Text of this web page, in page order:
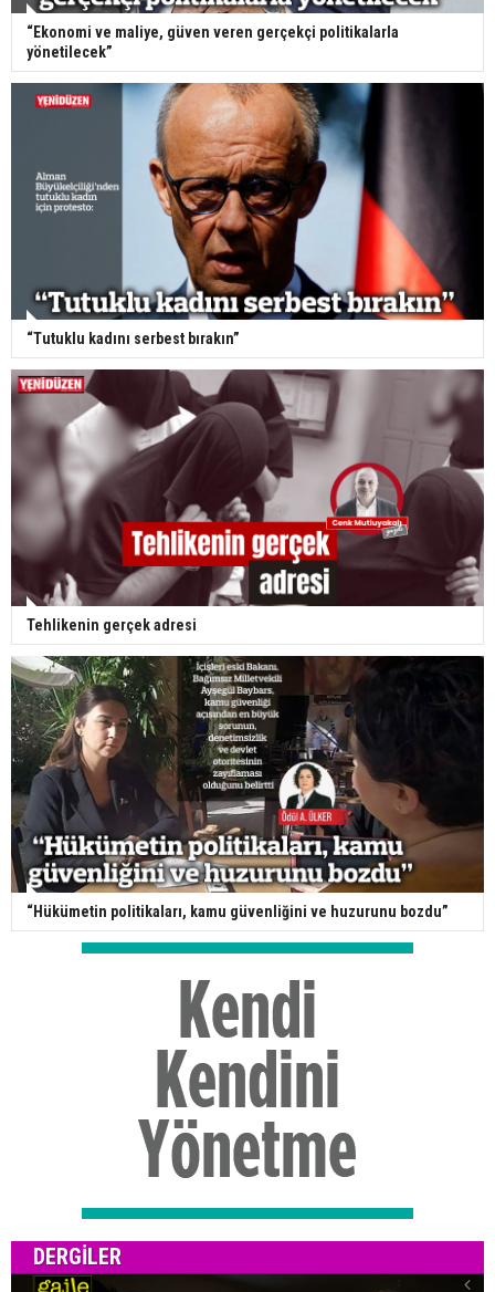
BM Genel Sekreterinin Kıbrıs Kişisel Temsilcisi Maria
Angela Holguin’indünPolitis gazetesinde yayımlanan
röportajıbugünkügazetelerde yer alırken, Kıbrıs
Cumhuriyeti Hükümet Sözcüsü Konstantinos
Letimbiotis konuya ilişkin açıklamada bulundu.
Fileleftheros gazetesi: “Holguin İlerleme Konusunda
Türkiye’yi Kadrajdan Çıkarıyor” başlığı atlında verdiği
haberinde, BM Genel Sekreteri'nin Kıbrıs Kişisel
Temsilcisi Maria Angela Holguin’in söz konusu
söyleşisine atıfta bulunarak, Holguin’in Türkiye’yi
Kıbrıs sorununun çözümü sürecinin dışında bırakmaya
çalıştığı yorumunda bulundu.
Kıbrıs Cumhuriyeti hükümetinin Holguin’in yaklaşımıyla
hemfikir olmadığını vurgulayan gazete, Hükümet
Sözcüsü Letimbiotis’in konuya ilişkin açıklamasını
Letimbiotis, BM Genel Sekreteri'nin çabalarının yeterli
ilerleme ve müzakerelerin yeniden başlamasıyla
sonuçlanmasının tüm tarafların gerçek siyasi niyet
göstermesine bağlı olduğunu ileri sürdü.